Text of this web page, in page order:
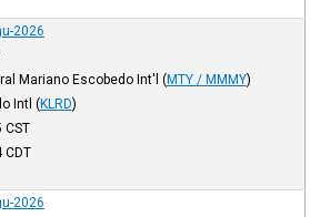
2026
Mariano Escobedo Int'l (MTY / MMMY)
Intl (KLRD)
CST
CDT
2026